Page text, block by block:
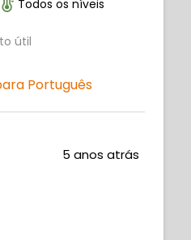
Todos os níveis
útil
Português
5 anos atrás